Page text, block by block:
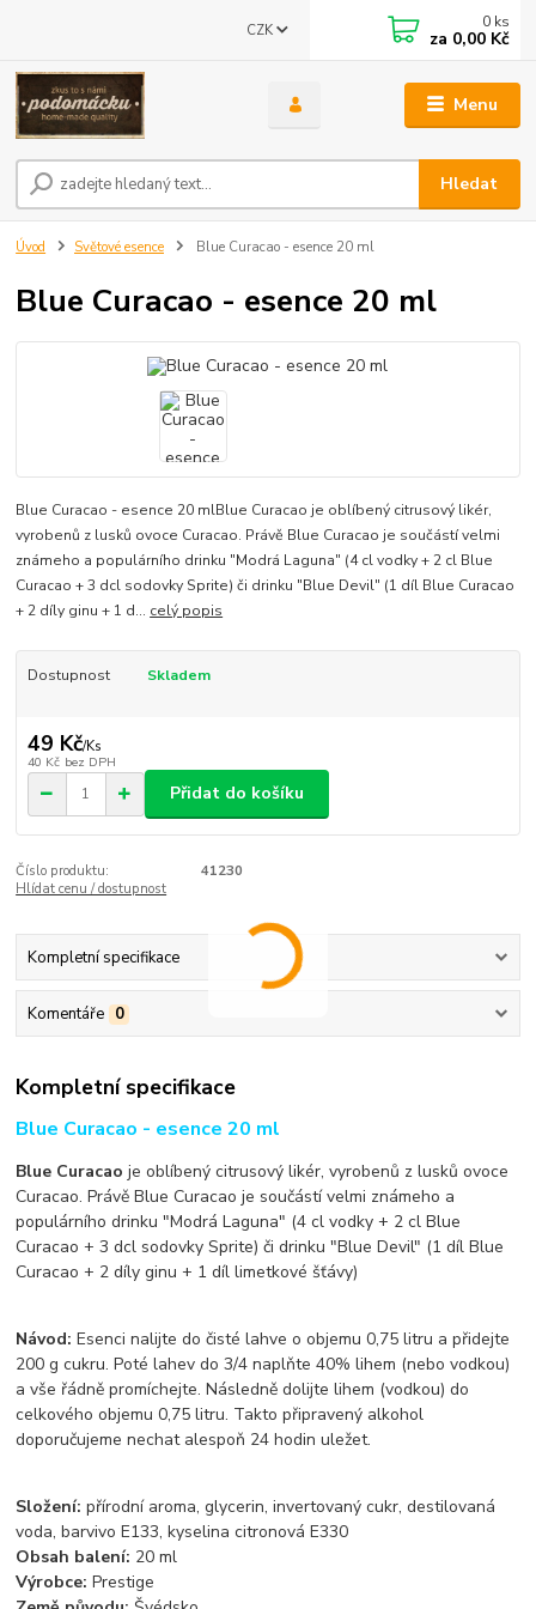
Menu
CZK
Hledat
0 ks
za 0,00 Kč
Úvod Světové esence Blue Curacao - esence 20 ml
Blue Curacao - esence 20 ml
Blue Curacao - esence 20 mlBlue Curacao je oblíbený citrusový likér,
vyrobenů z lusků ovoce Curacao. Právě Blue Curacao je součástí velmi
známeho a populárního drinku "Modrá Laguna" (4 cl vodky + 2 cl Blue
Curacao + 3 dcl sodovky Sprite) či drinku "Blue Devil" (1 díl Blue Curacao
+ 2 díly ginu + 1 d... celý popis
Dostupnost Skladem
49 Kč/Ks
40 Kč bez DPH
Přidat do košíku
Číslo produktu:
41230
Hlídat cenu / dostupnost
Kompletní specifikace
Komentáře 0
Kompletní specifikace
Blue Curacao - esence 20 ml
Blue Curacao je oblíbený citrusový likér, vyrobenů z lusků ovoce
Curacao. Právě Blue Curacao je součástí velmi známeho a
populárního drinku "Modrá Laguna" (4 cl vodky + 2 cl Blue
Curacao + 3 dcl sodovky Sprite) či drinku "Blue Devil" (1 díl Blue
Curacao + 2 díly ginu + 1 díl limetkové šťávy)
Návod: Esenci nalijte do čisté lahve o objemu 0,75 litru a přidejte
200 g cukru. Poté lahev do 3/4 naplňte 40% lihem (nebo vodkou)
a vše řádně promíchejte. Následně dolijte lihem (vodkou) do
celkového objemu 0,75 litru. Takto připravený alkohol
doporučujeme nechat alespoň 24 hodin uležet.
Složení: přírodní aroma, glycerin, invertovaný cukr, destilovaná
voda, barvivo E133, kyselina citronová E330
Obsah balení: 20 ml
Výrobce: Prestige